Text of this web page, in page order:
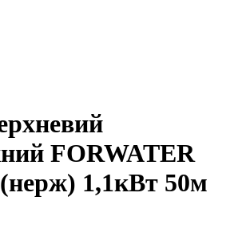
FORWATER
1,1кВт 50м